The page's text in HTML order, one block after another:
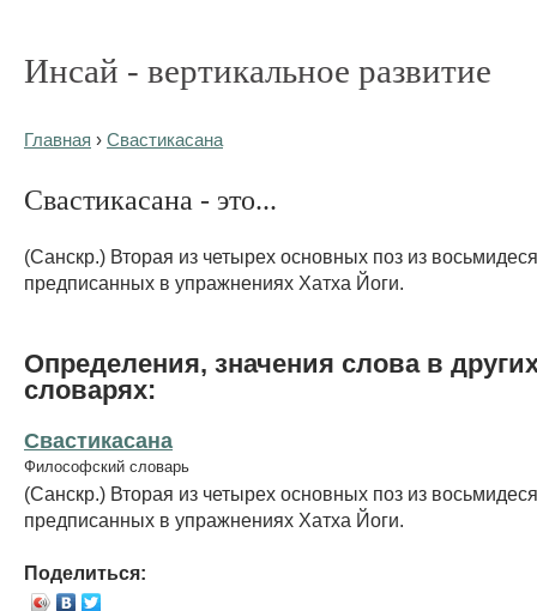
Инсай - вертикальное развитие
Главная › Свастикасана
Свастикасана - это...
(Санскр.) Вторая из четырех основных поз из
предписанных в упражнениях Хатха Йоги.
Определения, значения слова в
словарях:
Свастикасана
Философский словарь
(Санскр.) Вторая из четырех основных поз из
предписанных в упражнениях Хатха Йоги.
Поделиться: